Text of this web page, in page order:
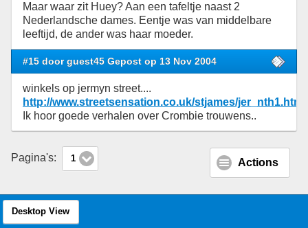
Maar waar zit Huey? Aan een tafeltje naast 2
Nederlandsche dames. Eentje was van middelbare
leeftijd, de ander was haar moeder.
#15 door guest45 Gepost op 13 Nov 2004
winkels op jermyn street....
http://www.streetsensation.co.uk/stjames/jer_nth1.htm
Ik hoor goede verhalen over Crombie trouwens..
Pagina's: 1 Actions
Desktop View